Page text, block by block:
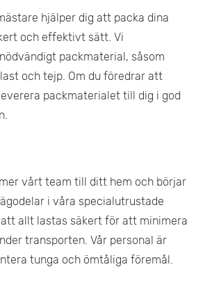
hjälper dig att packa dina
och effektivt sätt. Vi
packmaterial, såsom
och tejp. Om du föredrar att
packmaterialet till dig i god
vårt team till ditt hem och börjar
i våra specialutrustade
allt lastas säkert för att minimera
transporten. Vår personal är
tunga och ömtåliga föremål.